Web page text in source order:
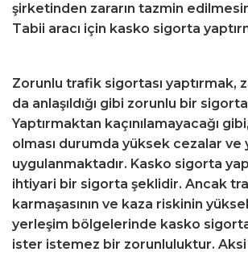
şirketinden zararın tazmin
Tabii aracı için kasko sigorta
Zorunlu trafik sigortası yaptırmak,
da anlaşıldığı gibi zorunlu bir
Yaptırmaktan kaçınılamayacağı
olması durumda yüksek cezalar ve
uygulanmaktadır. Kasko sigorta
ihtiyari bir sigorta şeklidir. Ancak
karmaşasının ve kaza riskinin
yerleşim bölgelerinde kasko
ister istemez bir zorunluluktur.